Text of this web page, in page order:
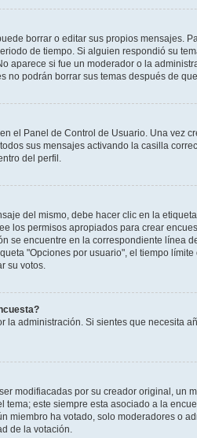
borrar o editar sus propios mensajes.
de tiempo. Si alguien respondió su
aparece si fue un moderador o la
no podrán borrar sus temas después de
el Panel de Control de Usuario. Una vez
sus mensajes activando la casilla
del perfil.
del mismo, debe hacer clic en la
los permisos apropiados para crear
se encuentre en la correspondiente línea
"Opciones por usuario", el tiempo
su votos.
la administración. Si sientes que necesita
modifiacadas por su creador original, un
este siempre esta asociado a la
miembro ha votado, solo moderadores o
de la votación.